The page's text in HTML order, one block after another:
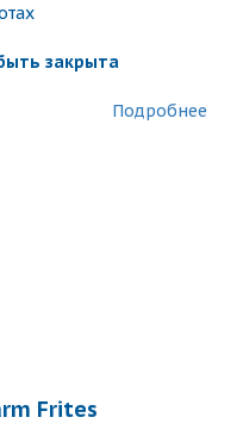
закрыта
Подробнее
Frites